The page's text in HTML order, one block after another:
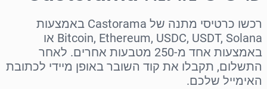
רכשו כרטיסי מתנה של Castorama באמצעות
Bitcoin, Ethereum, USDC, USDT, Solana או
באמצעות אחד מ-250 מטבעות אחרים. לאחר
התשלום, תקבלו את קוד השובר באופן מיידי לכתובת
האימייל שלכם.